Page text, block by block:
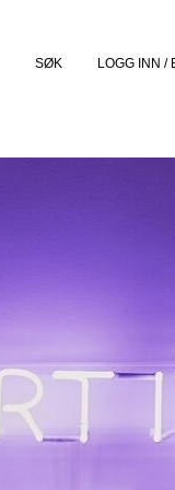
SØK LOGG INN /